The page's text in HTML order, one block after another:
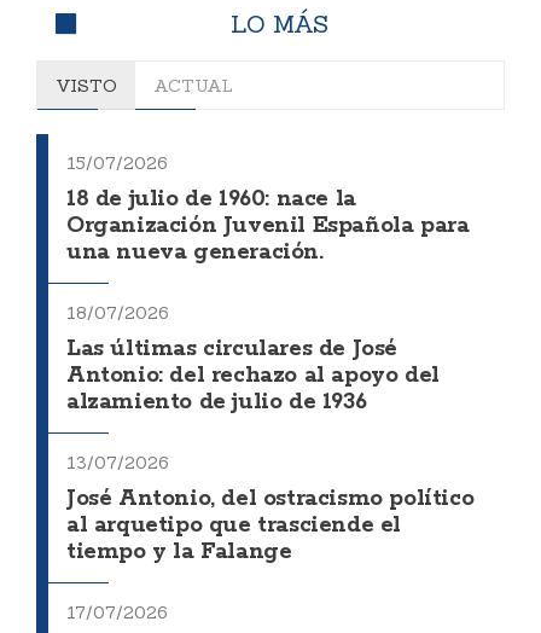
LO MÁS
VISTO ACTUAL
15/07/2026
18 de julio de 1960: nace la
Organización Juvenil Española para
una nueva generación.
18/07/2026
Las últimas circulares de José
Antonio: del rechazo al apoyo del
alzamiento de julio de 1936
13/07/2026
José Antonio, del ostracismo político
al arquetipo que trasciende el
tiempo y la Falange
17/07/2026